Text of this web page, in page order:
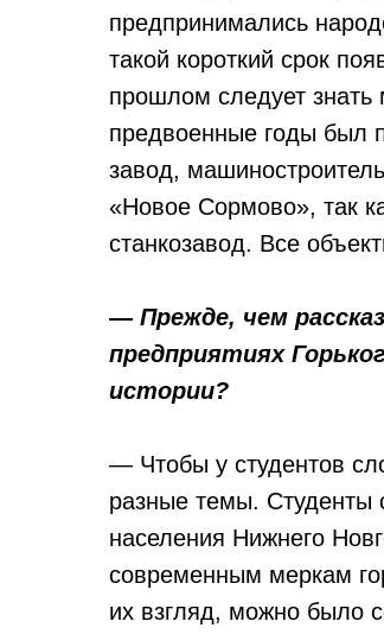
предпринимались
такой короткий срок
прошлом следует
предвоенные годы был
завод,
«Новое Сормово», так
станкозавод. Все
— Прежде, чем
предприятиях
истории?
— Чтобы у студентов
разные темы. Студенты
населения Нижнего
современным меркам
их взгляд, можно было